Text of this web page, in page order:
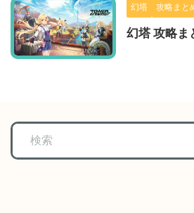
幻塔 攻略まと
幻塔 攻略ま